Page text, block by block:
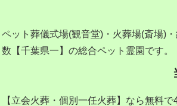
ペット葬儀式場(観音堂)・火葬場(斎場)
数【千葉県一】の総合ペット霊園です。
【立会火葬・個別一任火葬】なら無料